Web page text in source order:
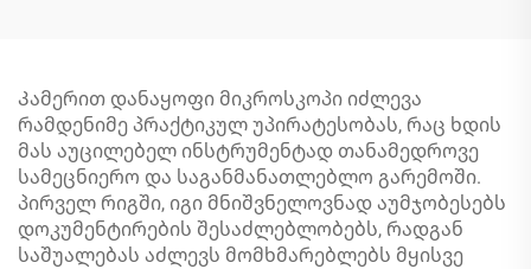
Კამერით დანაყოფი მიკროსკოპი იძლევა
რამდენიმე პრაქტიკულ უპირატესობას, რაც ხდის
მას აუცილებელ ინსტრუმენტად თანამედროვე
სამეცნიერო და საგანმანათლებლო გარემოში.
პირველ რიგში, იგი მნიშვნელოვნად აუმჯობესებს
დოკუმენტირების შესაძლებლობებს, რადგან
საშუალებას აძლევს მომხმარებლებს მყისვე